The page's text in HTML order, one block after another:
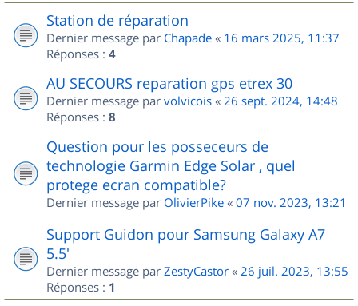
Station de réparation
Dernier message par Chapade « 16 mars 2025, 11:37
Réponses : 4
AU SECOURS reparation gps etrex 30
Dernier message par volvicois « 26 sept. 2024, 14:48
Réponses : 8
Question pour les posseceurs de
technologie Garmin Edge Solar , quel
protege ecran compatible?
Dernier message par OlivierPike « 07 nov. 2023, 13:21
Support Guidon pour Samsung Galaxy A7
5.5'
Dernier message par ZestyCastor « 26 juil. 2023, 13:55
Réponses : 1